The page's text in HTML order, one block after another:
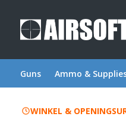
Guns Ammo &
WINKEL &